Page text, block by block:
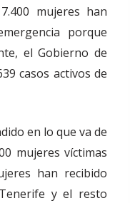
mujeres han
porque
el Gobierno de
casos activos de
en lo que va de
mujeres víctimas
han recibido
y el resto